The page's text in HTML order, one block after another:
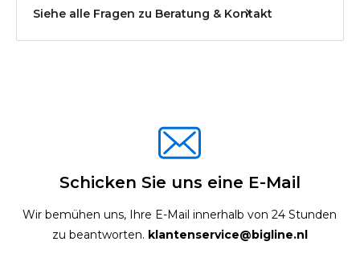
Siehe alle Fragen zu Beratung & Kontakt
Schicken Sie uns eine E-Mail
Wir bemühen uns, Ihre E-Mail innerhalb von 24 Stunden
zu beantworten. klantenservice@bigline.nl